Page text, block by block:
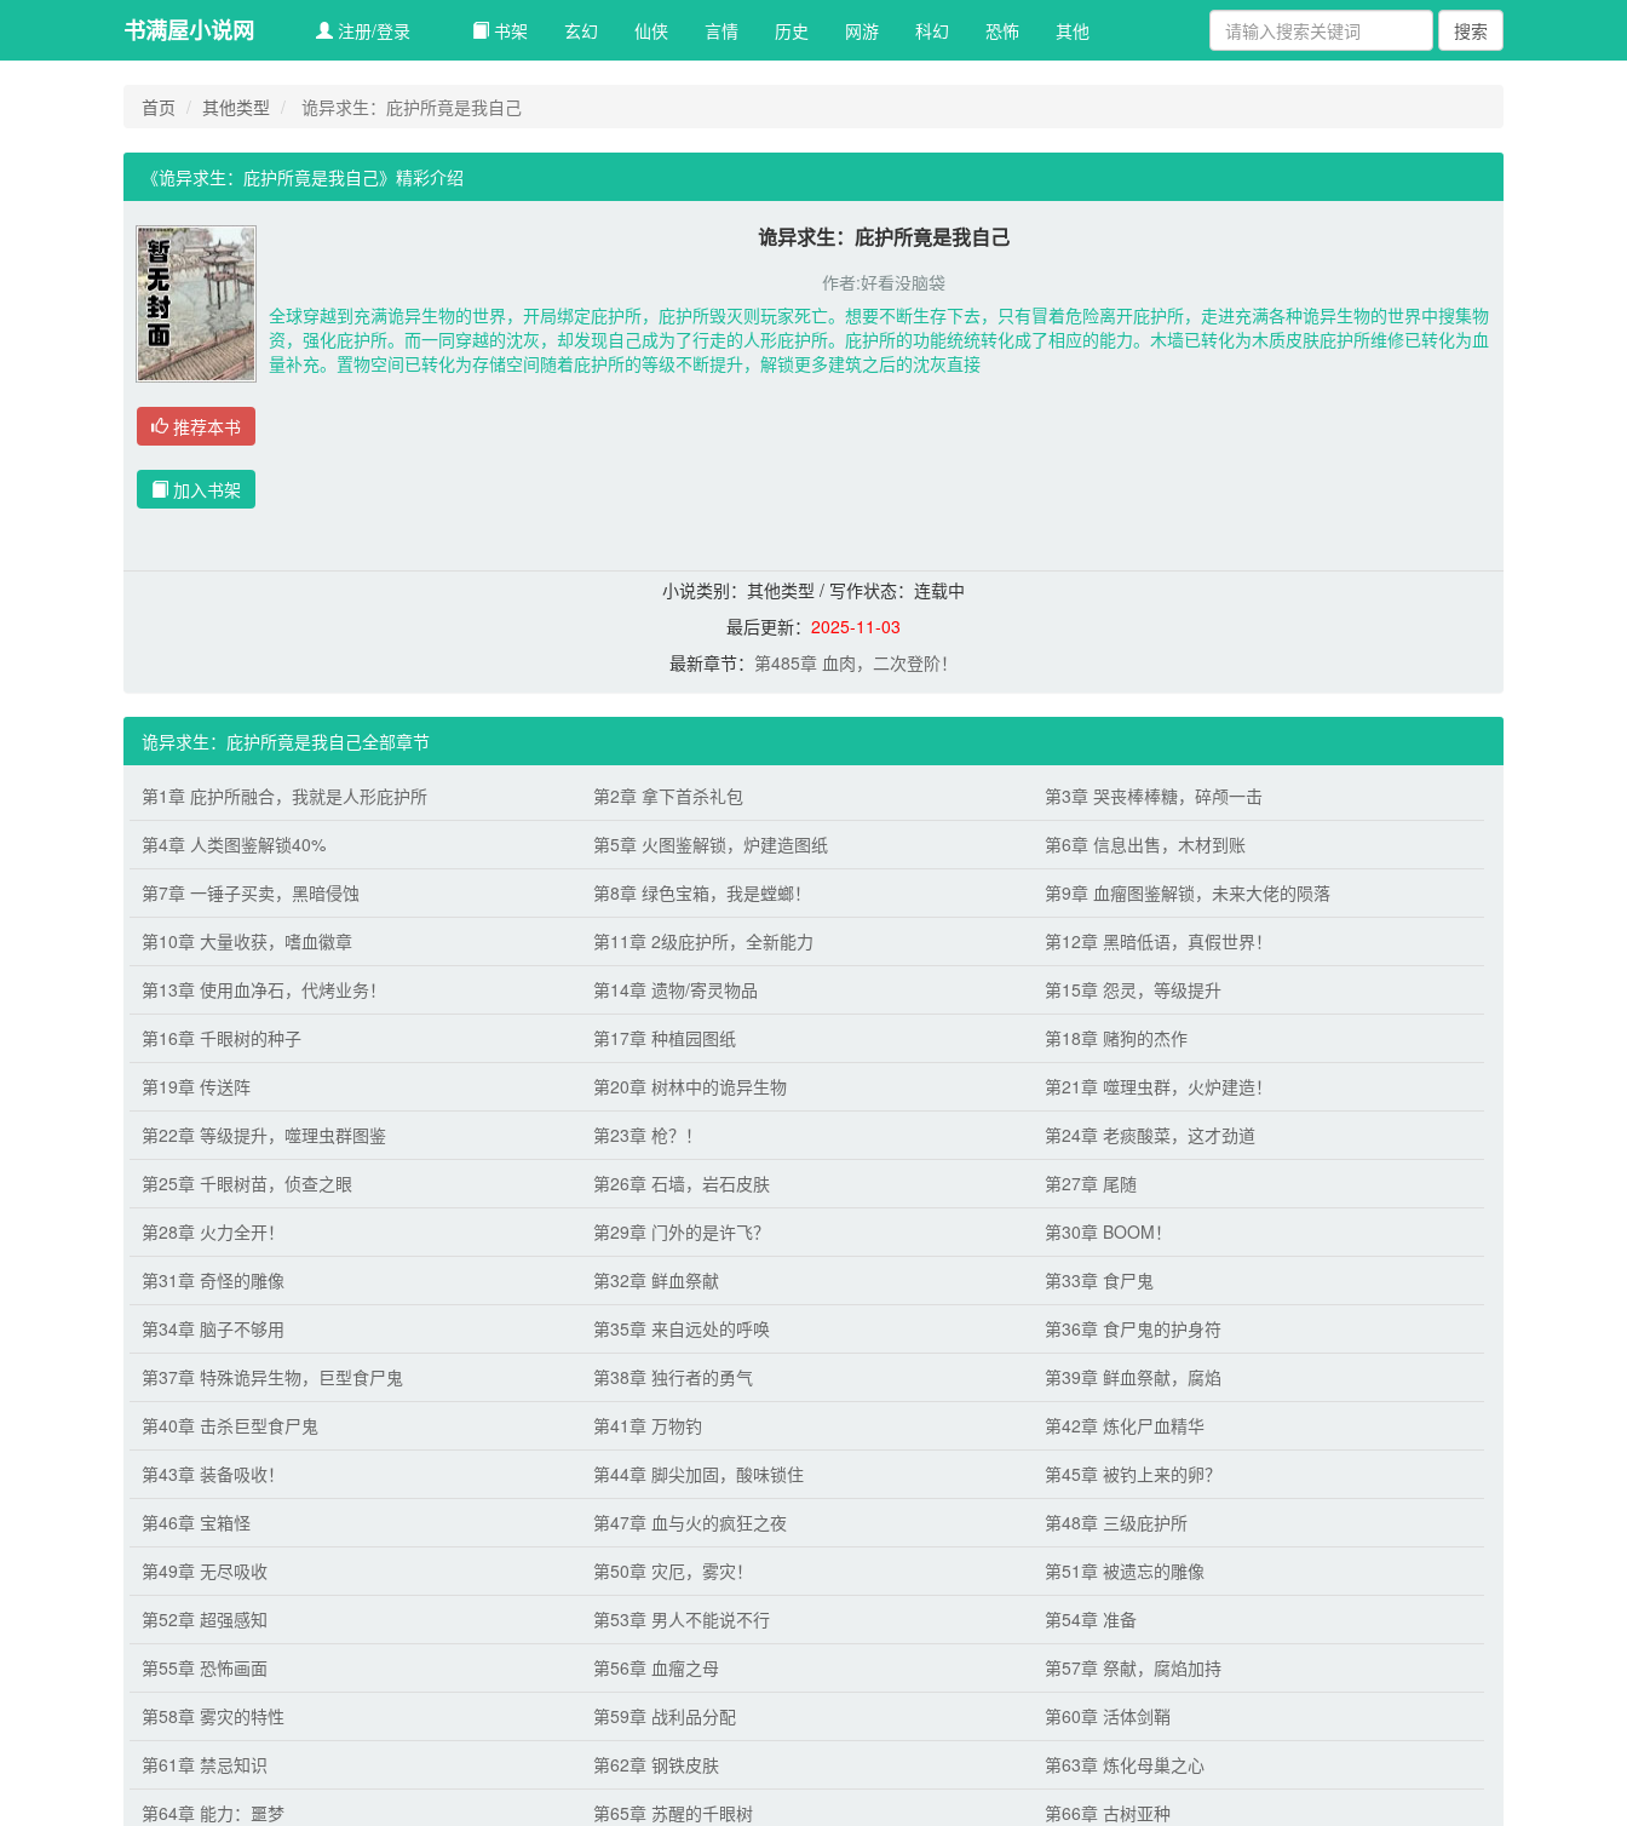
书满屋小说网 注册/登录 书架 玄幻 仙侠 言情 历史 网游 科幻 恐怖 其他
首页 其他类型 诡异求生：庇护所竟是我自己
《诡异求生：庇护所竟是我自己》精彩介绍
推荐本书
加入书架
诡异求生：庇护所竟是我自己
作者:好看没脑袋
全球穿越到充满诡异生物的世界，开局绑定庇护所，庇护所毁灭则玩家死亡。想要不断生存下去，只有冒着危险离开庇护所，走进充满各种诡异生物的世界中搜集物
资，强化庇护所。而一同穿越的沈灰，却发现自己成为了行走的人形庇护所。庇护所的功能统统转化成了相应的能力。木墙已转化为木质皮肤庇护所维修已转化为血
量补充。置物空间已转化为存储空间随着庇护所的等级不断提升，解锁更多建筑之后的沈灰直接
小说类别：其他类型 / 写作状态： 连载中
最后更新： 2025-11-03
最新章节： 第485章 血肉，二次登阶！
诡异求生：庇护所竟是我自己全部章节
第1章 庇护所融合，我就是人形庇护所 第2章 拿下首杀礼包
第3章 哭丧棒棒糖，碎颅一击
第4章 人类图鉴解锁40%
第5章 火图鉴解锁，炉建造图纸
第6章 信息出售，木材到账
第7章 一锤子买卖，黑暗侵蚀
第8章 绿色宝箱，我是螳螂！
第9章 血瘤图鉴解锁，未来大佬的陨落
第10章 大量收获，嗜血徽章
第11章 2级庇护所，全新能力
第12章 黑暗低语，真假世界！
第13章 使用血净石，代烤业务！
第14章 遗物/寄灵物品
第15章 怨灵，等级提升
第16章 千眼树的种子
第17章 种植园图纸
第18章 赌狗的杰作
第19章 传送阵
第20章 树林中的诡异生物
第21章 噬理虫群，火炉建造！
第22章 等级提升，噬理虫群图鉴
第23章 枪？！
第24章 老痰酸菜，这才劲道
第25章 千眼树苗，侦查之眼
第26章 石墙，岩石皮肤
第27章 尾随
第28章 火力全开！
第29章 门外的是许飞？
第30章 BOOM！
第31章 奇怪的雕像
第32章 鲜血祭献
第33章 食尸鬼
第34章 脑子不够用
第35章 来自远处的呼唤
第36章 食尸鬼的护身符
第37章 特殊诡异生物，巨型食尸鬼
第38章 独行者的勇气
第39章 鲜血祭献，腐焰
第40章 击杀巨型食尸鬼
第41章 万物钓
第42章 炼化尸血精华
第43章 装备吸收！
第44章 脚尖加固，酸味锁住
第45章 被钓上来的卵？
第46章 宝箱怪
第47章 血与火的疯狂之夜
第48章 三级庇护所
第49章 无尽吸收
第50章 灾厄，雾灾！
第51章 被遗忘的雕像
第52章 超强感知
第53章 男人不能说不行
第54章 准备
第55章 恐怖画面
第56章 血瘤之母
第57章 祭献，腐焰加持
第58章 雾灾的特性
第59章 战利品分配
第60章 活体剑鞘
第61章 禁忌知识
第62章 钢铁皮肤
第63章 炼化母巢之心
第64章 能力：噩梦
第65章 苏醒的千眼树
第66章 古树亚种